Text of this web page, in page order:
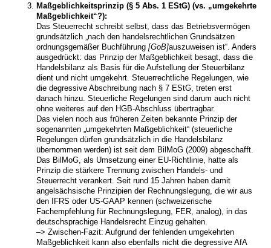
Maßgeblichkeitsprinzip (§ 5 Abs. 1 EStG) (vs. „umgekehrte
Maßgeblichkeit“?):
Das Steuerrecht schreibt selbst, dass das Betriebsvermögen
grundsätzlich „nach den handelsrechtlichen Grundsätzen
ordnungsgemäßer Buchführung [GoB]auszuweisen ist“. Anders
ausgedrückt: das Prinzip der Maßgeblichkeit besagt, dass die
Handelsbilanz als Basis für die Aufstellung der Steuerbilanz
dient und nicht umgekehrt. Steuerrechtliche Regelungen, wie
die degressive Abschreibung nach § 7 EStG, treten erst
danach hinzu. Steuerliche Regelungen sind darum auch nicht
ohne weiteres auf den HGB-Abschluss übertragbar.
Das vielen noch aus früheren Zeiten bekannte Prinzip der
sogenannten „umgekehrten Maßgeblichkeit“ (steuerliche
Regelungen dürfen grundsätzlich in die Handelsbilanz
übernommen werden) ist seit dem BilMoG (2009) abgeschafft.
Das BilMoG, als Umsetzung einer EU-Richtlinie, hatte als
Prinzip die stärkere Trennung zwischen Handels- und
Steuerrecht verankert. Seit rund 15 Jahren haben damit
angelsächsische Prinzipien der Rechnungslegung, die wir aus
den IFRS oder US-GAAP kennen (schweizerische
Fachempfehlung für Rechnungslegung, FER, analog), in das
deutschsprachige Handelsrecht Einzug gehalten.
–> Zwischen-Fazit: Aufgrund der fehlenden umgekehrten
Maßgeblichkeit kann also ebenfalls nicht die degressive AfA